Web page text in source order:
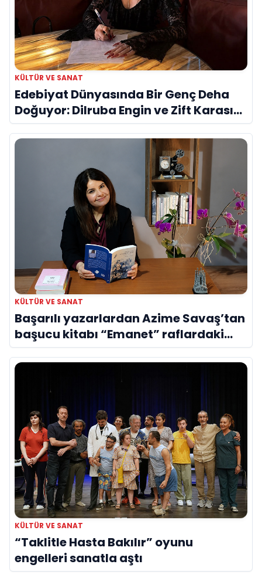
KÜLTÜR VE SANAT
Edebiyat Dünyasında Bir Genç Deha
Doğuyor: Dilruba Engin ve Zift Karası
Evreni ‘AVENOİR’
KÜLTÜR VE SANAT
Başarılı yazarlardan Azime Savaş’tan
başucu kitabı “Emanet” raflardaki
yerini aldı
KÜLTÜR VE SANAT
“Taklitle Hasta Bakılır” oyunu
engelleri sanatla aştı